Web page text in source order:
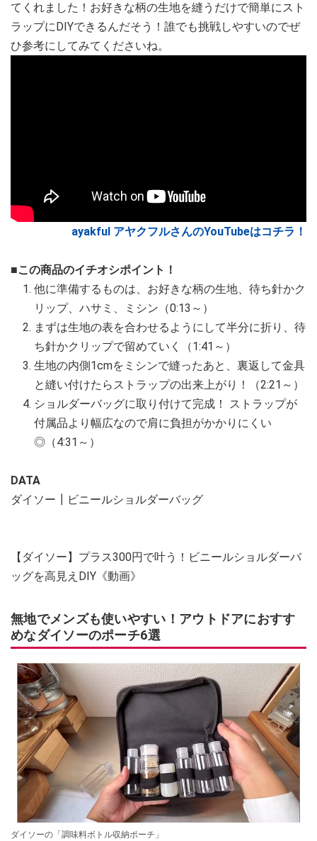
てくれました！お好きな柄の生地を縫うだけで簡単にスト
ラップにDIYできるんだそう！誰でも挑戦しやすいのでぜ
ひ参考にしてみてくださいね。
ayakful アヤクフルさんのYouTubeはコチラ！
■この商品のイチオシポイント！
他に準備するものは、お好きな柄の生地、待ち針かク
リップ、ハサミ、ミシン（0:13～）
まずは生地の表を合わせるようにして半分に折り、待
ち針かクリップで留めていく（1:41～）
生地の内側1cmをミシンで縫ったあと、裏返して金具
と縫い付けたらストラップの出来上がり！（2:21～）
ショルダーバッグに取り付けて完成！ ストラップが
付属品より幅広なので肩に負担がかかりにくい
◎（4:31～）
DATA
ダイソー┃ビニールショルダーバッグ
【ダイソー】プラス300円で叶う！ビニールショルダーバ
ッグを高見えDIY《動画》
無地でメンズも使いやすい！アウトドアにおすす
めなダイソーのポーチ6選
ダイソーの「調味料ボトル収納ポーチ」